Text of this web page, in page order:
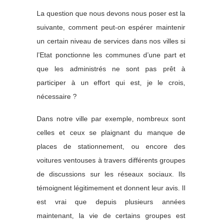
La question que nous devons nous poser est la
suivante, comment peut-on espérer maintenir
un certain niveau de services dans nos villes si
l’Etat ponctionne les communes d’une part et
que les administrés ne sont pas prêt à
participer à un effort qui est, je le crois,
nécessaire ?
Dans notre ville par exemple, nombreux sont
celles et ceux se plaignant du manque de
places de stationnement, ou encore des
voitures ventouses à travers différents groupes
de discussions sur les réseaux sociaux. Ils
témoignent légitimement et donnent leur avis. Il
est vrai que depuis plusieurs années
maintenant, la vie de certains groupes est